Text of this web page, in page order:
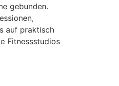
gebunden.
auf praktisch
Fitnessstudios